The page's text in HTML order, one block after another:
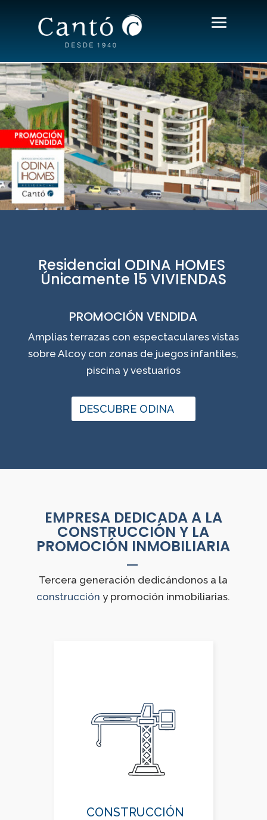
Residencial ODINA HOMES
Únicamente 15 VIVIENDAS
PROMOCIÓN VENDIDA
Amplias terrazas con espectaculares vistas
sobre Alcoy con zonas de juegos infantiles,
piscina y vestuarios
DESCUBRE ODINA
EMPRESA DEDICADA A LA
CONSTRUCCIÓN Y LA
PROMOCIÓN INMOBILIARIA
Tercera generación dedicándonos a la
construcción y promoción inmobiliarias.
CONSTRUCCIÓN